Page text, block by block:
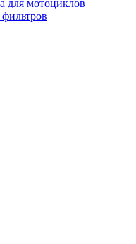
для мотоциклов